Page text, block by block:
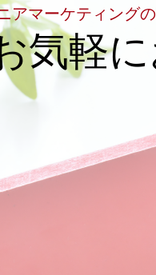
アマーケティング
気軽